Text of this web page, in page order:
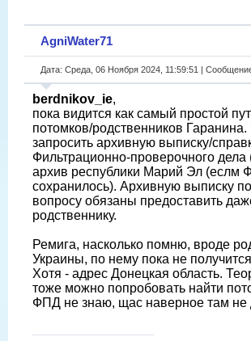
AgniWater71
Дата: Среда, 06 Ноября 2024, 11:59:51 |
berdnikov_ie,
пока видится как самый простой
потомков/родственников
запросить архивную выписку/
Фильтрационно-проверочного
архив республики Марий Эл (еслм
сохранилось). Архивную выписку
вопросу обязаны предоставить
родственнику.
Ремига, насколько помню, вроде
Украины, по нему пока не
Хотя - адрес Донецкая область.
тоже можно попробовать найти
ФПД не знаю, щас наверное там не